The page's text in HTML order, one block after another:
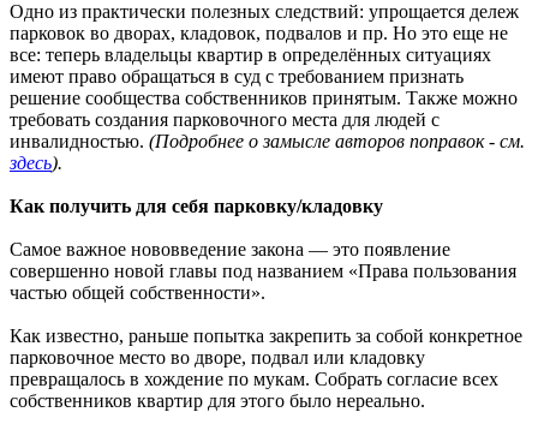
Одно из практически полезных следствий: упрощается дележ
парковок во дворах, кладовок, подвалов и пр. Но это еще не
все: теперь владельцы квартир в определённых ситуациях
имеют право обращаться в суд с требованием признать
решение сообщества собственников принятым. Также можно
требовать создания парковочного места для людей с
инвалидностью. (Подробнее о замысле авторов поправок - см.
здесь).
Как получить для себя парковку/кладовку
Самое важное нововведение закона — это появление
совершенно новой главы под названием «Права пользования
частью общей собственности».
Как известно, раньше попытка закрепить за собой конкретное
парковочное место во дворе, подвал или кладовку
превращалось в хождение по мукам. Собрать согласие всех
собственников квартир для этого было нереально.